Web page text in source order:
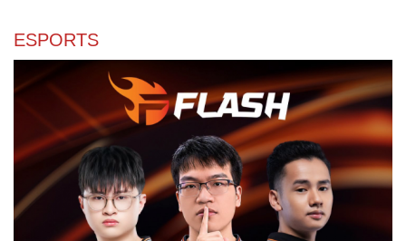
Hướng dẫn cách tạo chiến dịch quảng cáo trên
SmartAds
Tham khảo ngay trọn bộ hướng dẫn cách tạo một chiến dịch
quảng cáo mới trên SmartAds.
| SmartAds